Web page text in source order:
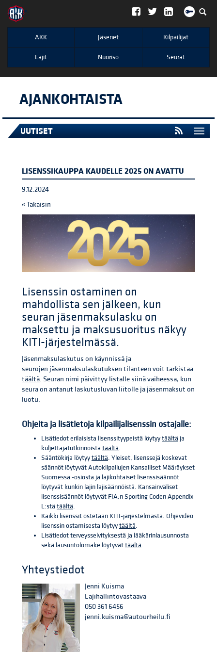
";
AKK Jäsenet Kilpailijat
Lajit Nuoriso Seurat
AJANKOHTAISTA
UUTISET
LISENSSIKAUPPA KAUDELLE 2025 ON AVATTU
9.12.2024
« Takaisin
Lisenssin ostaminen on
mahdollista sen jälkeen, kun
seuran jäsenmaksulasku on
maksettu ja maksusuoritus näkyy
KITI-järjestelmässä.
Jäsenmaksulaskutus on käynnissä ja
seurojen jäsenmaksulaskutuksen tilanteen voit tarkistaa
täältä. Seuran nimi päivittyy listalle siinä vaiheessa, kun
seura on antanut laskutusluvan liitolle ja jäsenmaksut on
luotu.
Ohjeita ja lisätietoja kilpailijalisenssin ostajalle:
Lisätiedot erilaisista lisenssityypeistä löytyytäältä ja
kuljettajatutkinnoista täältä.
Sääntökirja löytyytäältä. Yleiset, lisenssejä koskevat
säännöt löytyvät Autokilpailujen Kansalliset Määräykset
Suomessa -osiosta ja lajikohtaiset lisenssisäännöt
löytyvät kunkin lajin lajisäännöistä. Kansainväliset
lisenssisäännöt löytyvät FIA:n Sporting Coden Appendix
L:stä täältä.
Kaikki lisenssit ostetaan KITI-järjestelmästä. Ohjevideo
lisenssin ostamisesta löytyytäältä.
Lisätiedot terveysselvityksestä ja lääkärinlausunnosta
sekä lausuntolomake löytyvättäältä.
Yhteystiedot
Jenni Kuisma
Lajihallintovastaava
050 361 6456
jenni.kuisma@autourheilu.fi